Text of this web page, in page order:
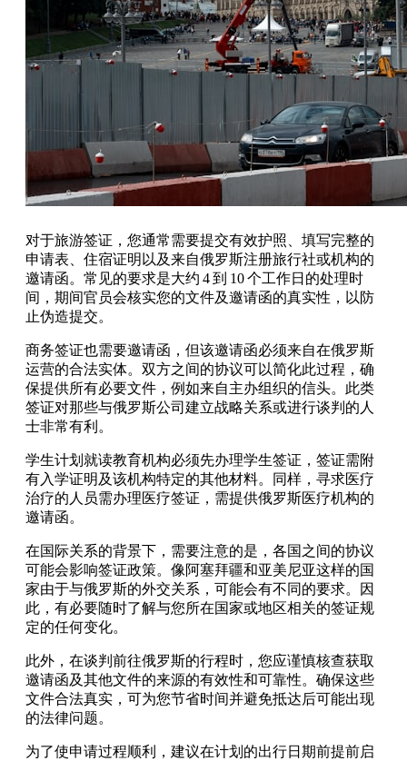
对于旅游签证，您通常需要提交有效护照、填写完整的
申请表、住宿证明以及来自俄罗斯注册旅行社或机构的
邀请函。常见的要求是大约 4 到 10 个工作日的处理时
间，期间官员会核实您的文件及邀请函的真实性，以防
止伪造提交。
商务签证也需要邀请函，但该邀请函必须来自在俄罗斯
运营的合法实体。双方之间的协议可以简化此过程，确
保提供所有必要文件，例如来自主办组织的信头。此类
签证对那些与俄罗斯公司建立战略关系或进行谈判的人
士非常有利。
学生计划就读教育机构必须先办理学生签证，签证需附
有入学证明及该机构特定的其他材料。同样，寻求医疗
治疗的人员需办理医疗签证，需提供俄罗斯医疗机构的
邀请函。
在国际关系的背景下，需要注意的是，各国之间的协议
可能会影响签证政策。像阿塞拜疆和亚美尼亚这样的国
家由于与俄罗斯的外交关系，可能会有不同的要求。因
此，有必要随时了解与您所在国家或地区相关的签证规
定的任何变化。
此外，在谈判前往俄罗斯的行程时，您应谨慎核查获取
邀请函及其他文件的来源的有效性和可靠性。确保这些
文件合法真实，可为您节省时间并避免抵达后可能出现
的法律问题。
为了使申请过程顺利，建议在计划的出行日期前提前启